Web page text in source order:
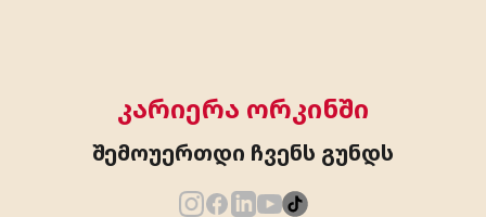
ᲙᲐᲠᲘᲔᲠᲐ ᲝᲠᲙᲘᲜᲨᲘ
შემოუერთდი ჩვენს გუნდს